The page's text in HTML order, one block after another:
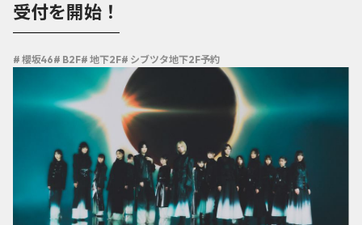
受付を開始！
# 櫻坂46# B2F# 地下2F# シブツタ地下2F予約